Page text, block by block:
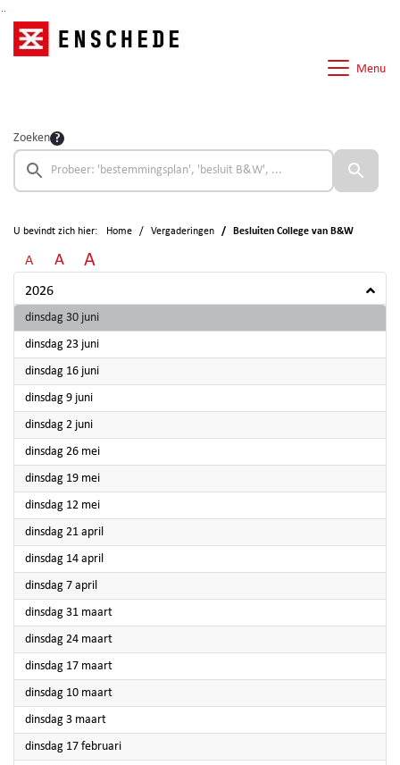
Menu
Zoeken
U bevindt zich hier: Home Vergaderingen Besluiten College van B&W
A A A
2026
dinsdag 30 juni2026
dinsdag 23 juni2026
dinsdag 16 juni2026
dinsdag 9 juni2026
dinsdag 2 juni2026
dinsdag 26 mei2026
dinsdag 19 mei2026
dinsdag 12 mei2026
dinsdag 21 april
dinsdag 14 april
dinsdag 7 april
dinsdag 31 maart2026
dinsdag 24 maart2026
dinsdag 17 maart2026
dinsdag 10 maart2026
dinsdag 3 maart2026
dinsdag 17 februari2026